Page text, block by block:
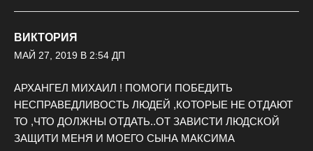
ВИКТОРИЯ
МАЙ 27, 2019 В 2:54 ДП
АРХАНГЕЛ МИХАИЛ ! ПОМОГИ ПОБЕДИТЬ
НЕСПРАВЕДЛИВОСТЬ ЛЮДЕЙ ,КОТОРЫЕ НЕ ОТДАЮТ
ТО ,ЧТО ДОЛЖНЫ ОТДАТЬ..ОТ ЗАВИСТИ ЛЮДСКОЙ
ЗАЩИТИ МЕНЯ И МОЕГО СЫНА МАКСИМА